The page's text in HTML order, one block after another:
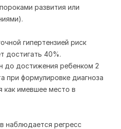
развития или
гипертензией риск
достигать 40%.
до достижения ребенком 2
при формулировке диагноза
как имевшее место в
наблюдается регресс